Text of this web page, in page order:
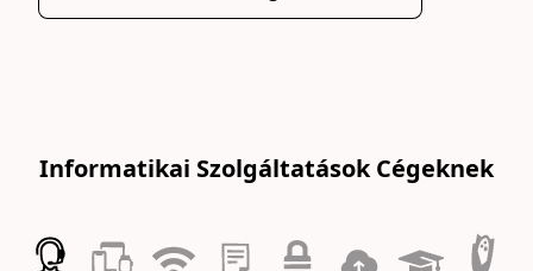
Informatikai Szolgáltatások Cégeknek